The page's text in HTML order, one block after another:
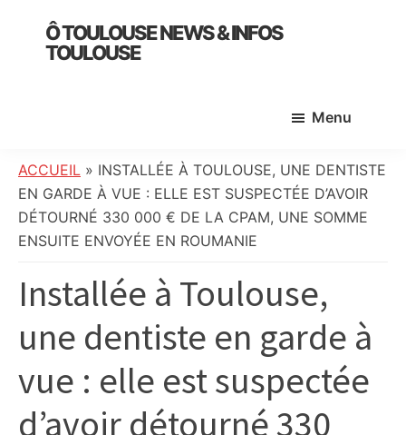
primary
Ô TOULOUSE NEWS & INFOS
TOULOUSE
:
info
locale,
société,
politique,
météo,
faits
et
citoyennes
Menu
ACCUEIL » INSTALLÉE À TOULOUSE, UNE DENTISTE
EN GARDE À VUE : ELLE EST SUSPECTÉE D’AVOIR
DÉTOURNÉ 330 000 € DE LA CPAM, UNE SOMME
ENSUITE ENVOYÉE EN ROUMANIE
Installée à Toulouse,
une dentiste en garde à
vue : elle est suspectée
d’avoir détourné 330